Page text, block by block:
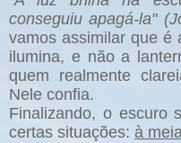
conseguiu apagá-la"
vamos assimilar que é
ilumina, e não a
quem realmente
Nele confia.
Finalizando, oescuro
certas situações: à